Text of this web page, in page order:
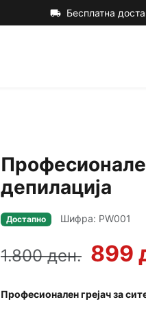
local_shipping Бесплатна
депилација
Достапно Шифра: PW001
1.800 ден. 899
Професионаленгрејач за